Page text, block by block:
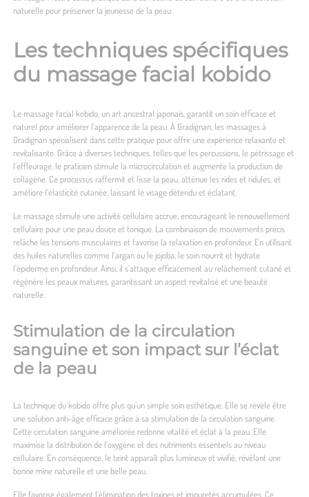
naturelle pour préserver la jeunesse de la peau.
Les techniques spécifiques
du massage facial kobido
Le massage facial kobido, un art ancestral japonais, garantit un soin efficace et
naturel pour améliorer l’apparence de la peau. À Gradignan, les massages à
Gradignanspécialisent dans cette pratique pour offrir une expérience relaxante et
revitalisante. Grâce à diverses techniques, telles que les percussions, le pétrissage et
l’effleurage, le praticien stimule la microcirculation et augmente la production de
collagène. Ce processus raffermit et lisse la peau, atténue les rides et ridules, et
améliore l’élasticité cutanée, laissant le visage détendu et éclatant.
Le massage stimule une activité cellulaire accrue, encourageant le renouvellement
cellulaire pour une peau douce et tonique. La combinaison de mouvements précis
relâche les tensions musculaires et favorise la relaxation en profondeur. En utilisant
des huiles naturelles comme l’argan ou le jojoba, le soin nourrit et hydrate
l’épiderme en profondeur. Ainsi, il s’attaque efficacement au relâchement cutané et
régénère les peaux matures, garantissant un aspect revitalisé et une beauté
naturelle.
Stimulation de la circulation
sanguine et son impact sur l’éclat
de la peau
La technique du kobido offre plus qu’un simple soin esthétique. Elle se révèle être
une solution anti-âge efficace grâce à sa stimulation de la circulation sanguine.
Cette circulation sanguine améliorée redonne vitalité et éclat à la peau. Elle
maximise la distribution de l’oxygène et des nutriments essentiels au niveau
cellulaire. En conséquence, le teint apparaît plus lumineux et vivifié, révélant une
bonne mine naturelle et une belle peau.
Elle favorise également l’élimination des toxines et impuretés accumulées. Ce